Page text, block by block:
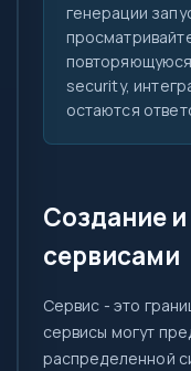
генерации
security,
остаются
Создание
сервисами
Сервис - это
сервисы могут
распределенной